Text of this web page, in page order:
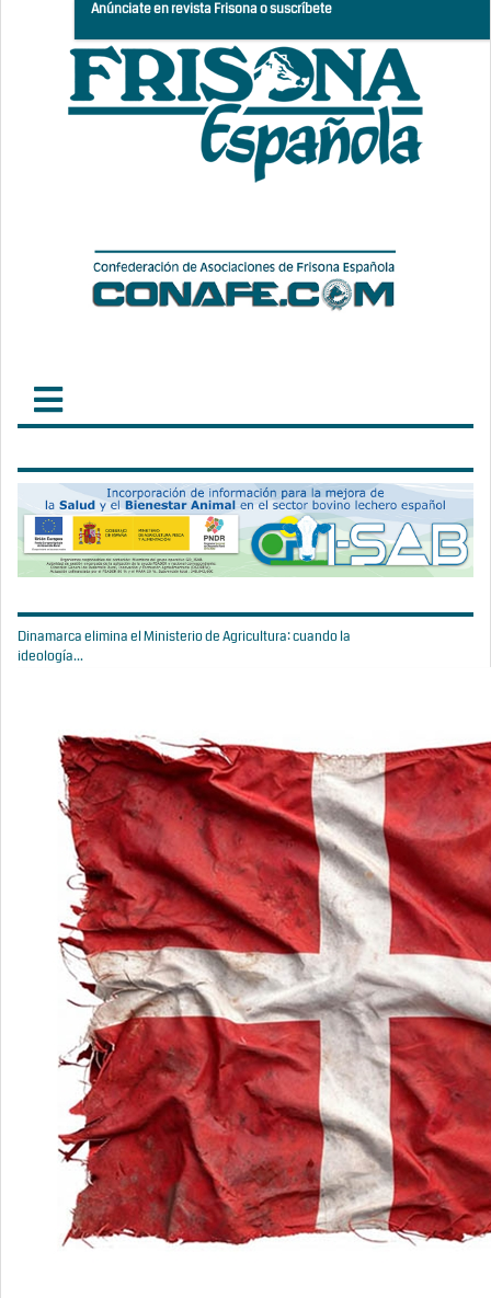
Anúnciate en revista Frisona o suscríbete
Dinamarca elimina el Ministerio de Agricultura: cuando la
ideología...